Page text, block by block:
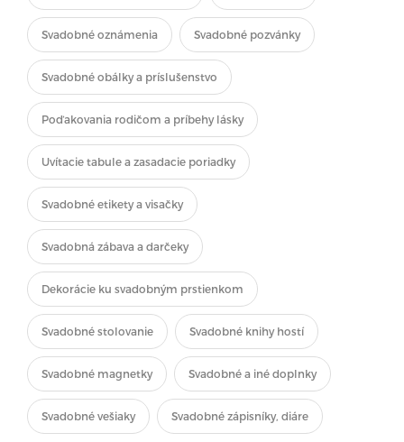
Svadobné oznámenia Svadobné pozvánky
Svadobné obálky a príslušenstvo
Poďakovania rodičom a príbehy lásky
Uvítacie tabule a zasadacie poriadky
Svadobné etikety a visačky
Svadobná zábava a darčeky
Dekorácie ku svadobným prstienkom
Svadobné stolovanie Svadobné knihy hostí
Svadobné magnetky Svadobné a iné doplnky
Svadobné vešiaky Svadobné zápisníky, diáre